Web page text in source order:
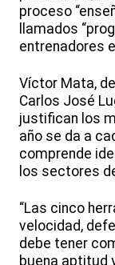
proceso
llamados
entrenadores
Víctor Mata,
Carlos José
justifican los
año se da a
comprende
los sectores
“Las cinco
velocidad,
debe tener
buena aptitud